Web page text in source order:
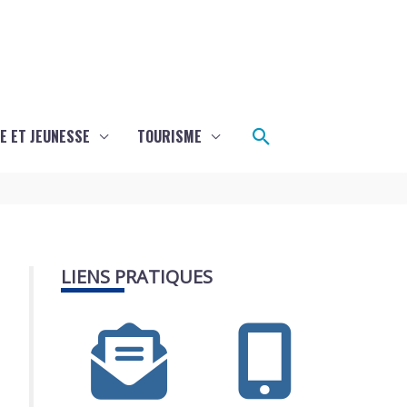
ET JEUNESSE TOURISME Rechercher
LIENS PRATIQUES